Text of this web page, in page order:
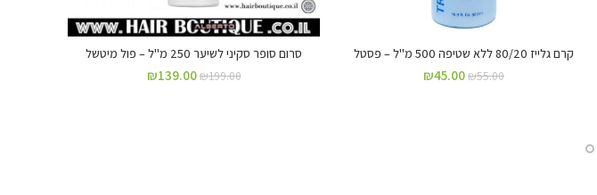
קרם גלייז 80/20 ללא שטיפה 500 מ"ל – פסטל
₪55.00
₪45.00
סרום סופר סקיני לשיער 250 מ"ל – פול מיטשל
₪199.00
₪139.00